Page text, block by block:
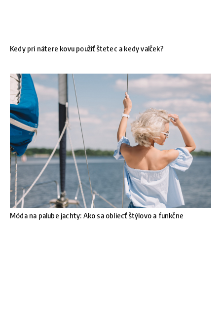
Kedy pri nátere kovu použiť štetec a kedy valček?
Móda na palube jachty: Ako sa obliecť štýlovo a funkčne